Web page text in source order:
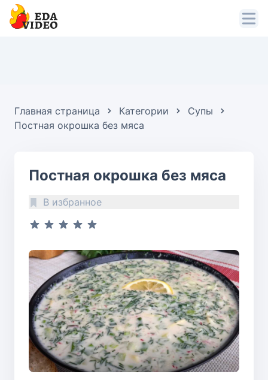
Главная страница Категории
Супы
Постная окрошка без мяса
Постная окрошка без мяса
В избранное